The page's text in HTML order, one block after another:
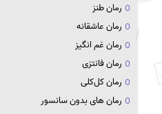
رمان طنز
رمان عاشقانه
رمان غم انگیز
رمان فانتزی
رمان کل‌کلی
رمان های بدون سانسور